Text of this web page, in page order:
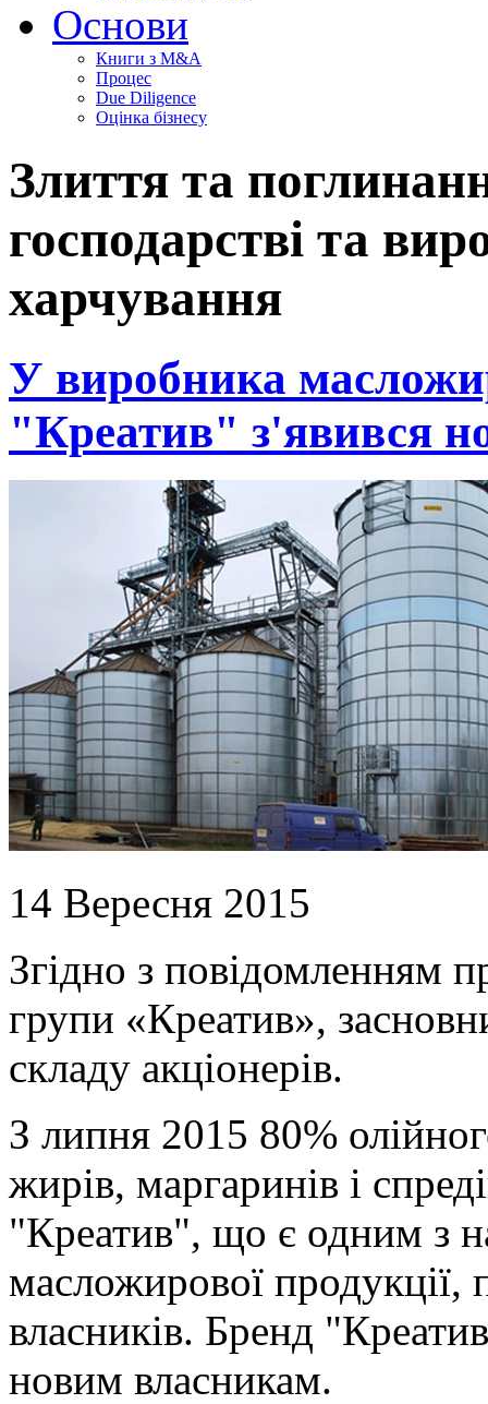
Основи
Книги з M&A
Процес
Due Diligence
Оцінка бізнесу
Злиття та
господарстві та
харчування
У виробника
"Креатив" з'явився
14 Вересня 2015
Згідно з повідомленням
групи «Креатив»,
складу акціонерів.
З липня 2015 80%
жирів, маргаринів і
"Креатив", що є одним з
масложирової
власників. Бренд
новим власникам.